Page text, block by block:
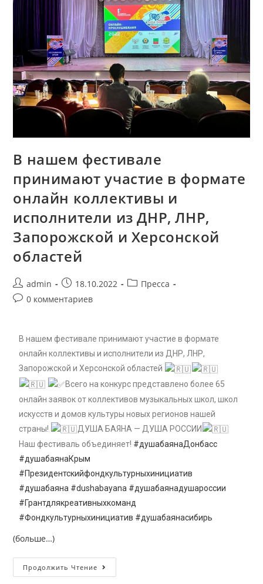
В нашем фестивале
принимают участие в формате
онлайн коллективы и
исполнители из ДНР, ЛНР,
Запорожской и Херсонской
областей
admin 18.10.2022
Пресса
0 комментариев
В нашем фестивале принимают участие в формате
онлайн коллективы и исполнители из ДНР, ЛНР,
Запорожской и Херсонской областей
Всего на конкурс представлено более 65
онлайн заявок от коллективов музыкальных школ, школ
искусств и домов культуры новых регионов нашей
страны!
ДУША БАЯНА — ДУША РОССИИ
Наш фестиваль объединяет! #душабаянаДонбасс
#душабаянаКрым
#Президентскийфондкультурныхинициатив
#душабаяна #dushabayana #душабаянадушароссии
#Грантдлякреативныхкоманд
#Фондкультурныхинициатив #душабаянасибирь
(больше…)
Продолжить Чтение